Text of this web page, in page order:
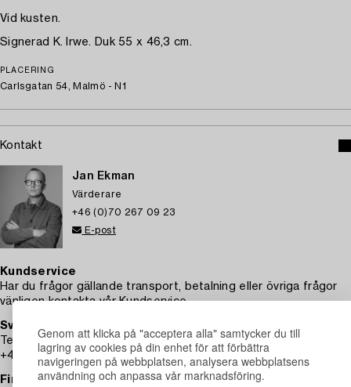
Genom att klicka på "acceptera alla" samtycker du till
lagring av cookies på din enhet för att förbättra
navigeringen på webbplatsen, analysera webbplatsens
användning och anpassa vår marknadsföring.
Vid kusten.
Signerad K. Irwe. Duk 55 x 46,3 cm.
PLACERING
Carlsgatan 54, Malmö - N1
Kontakt
Jan Ekman
Värderare
+46 (0)70 267 09 23
E-post
Kundservice
Har du frågor gällande transport, betalning eller övriga frågor
vänligen kontakta vår Kundservice.
Sverige
Telefontid: måndag – fredag 9–12
+46 8-614 08 00
Finland